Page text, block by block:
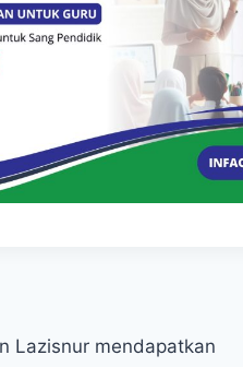
Lazisnur mendapatkan